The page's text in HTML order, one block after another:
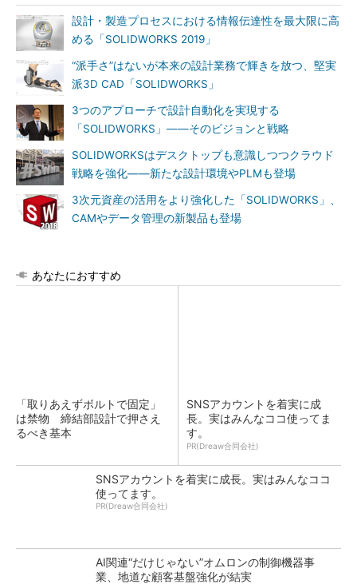
設計・製造プロセスにおける情報伝達性を最大限に高
める「SOLIDWORKS 2019」
“派手さ”はないが本来の設計業務で輝きを放つ、堅実
派3D CAD「SOLIDWORKS」
3つのアプローチで設計自動化を実現する
「SOLIDWORKS」――そのビジョンと戦略
SOLIDWORKSはデスクトップも意識しつつクラウド
戦略を強化――新たな設計環境やPLMも登場
3次元資産の活用をより強化した「SOLIDWORKS」、
CAMやデータ管理の新製品も登場
あなたにおすすめ
「取りあえずボルトで固定」
は禁物 締結部設計で押さえ
るべき基本
SNSアカウントを着実に成
長。実はみんなココ使ってま
す。
PR(Dreaw合同会社)
SNSアカウントを着実に成長。実はみんなココ
使ってます。
PR(Dreaw合同会社)
AI関連“だけじゃない”オムロンの制御機器事
業、地道な顧客基盤強化が結実